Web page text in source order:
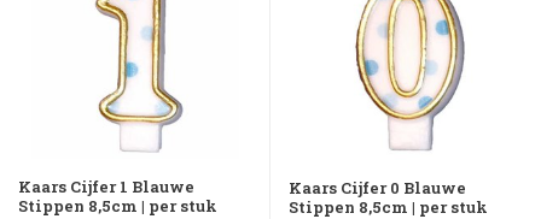
Kaars Cijfer 1 Blauwe
Stippen 8,5cm | per stuk
Kaars Cijfer 0 Blauwe
Stippen 8,5cm | per stuk